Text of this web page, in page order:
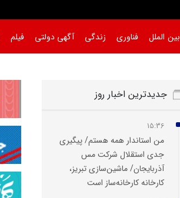
بین الملل فناوری زندگی آگهی دولتی فیلم
جدیدترین اخبار روز
15:36
من استاندار همه هستم/ پیگیری
جدی استقلال شرکت مس
آذربایجان/ ماشین‌سازی تبریز،
کارخانه کارخانه‌ساز است